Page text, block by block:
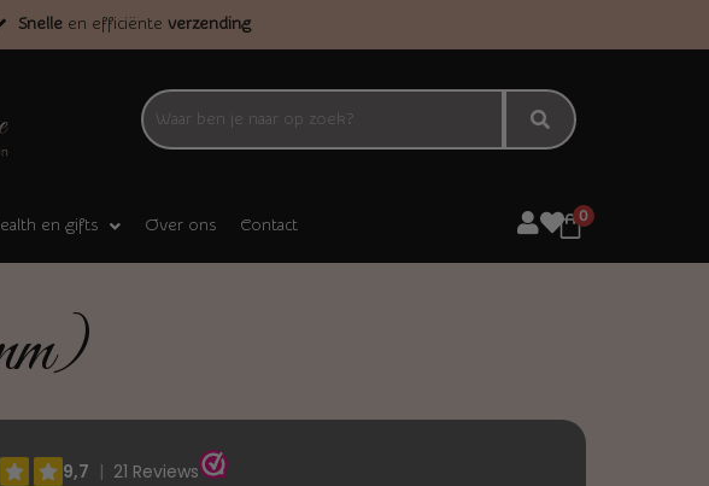
Snelleen efficiënte verzending
en gifts Over ons Contact
0